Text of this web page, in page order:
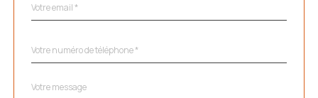
*
*
Fieldset
Message
*